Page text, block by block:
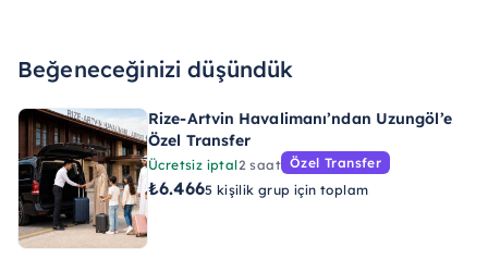
Beğeneceğinizi düşündük
Rize-Artvin Havalimanı’ndan Uzungöl’e
Özel Transfer
Ücretsiz iptal2 saat Özel Transfer
₺6.4665 kişilik grup için toplam